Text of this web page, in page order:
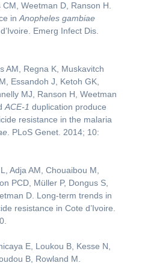
Weetman D, Ranson H.
in Anopheles gambiae
Emerg Infect Dis.
AM, Regna K, Muskavitch
Essandoh J, Ketoh GK,
MJ, Ranson H, Weetman
ACE-1 duplication produce
resistance in the malaria
. PLoS Genet. 2014; 10:
Adja AM, Chouaibou M,
PCD, Müller P, Dongus S,
D. Long-term trends in
resistance in Cote d’Ivoire.
E, Loukou B, Kesse N,
B, Rowland M.